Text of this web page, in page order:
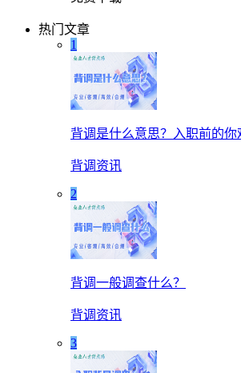
热门文章
1
背调是什么意思？入职前的
背调资讯
2
背调一般调查什么？
背调资讯
3